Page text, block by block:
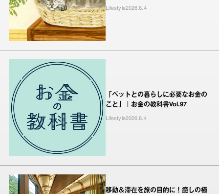
Lifestyle2026.8.4
「ペットとの暮らしに必要なお金の
こと」｜お金の教科書Vol.97
Lifestyle2026.8.4
移動＆滞在を旅の目的に！癒しの極